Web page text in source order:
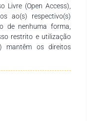
(microrganismos
plantas, manipueira,
biofertilizantes,
se que, visando a
caminhos para a
pré-conceito de que a
sustentáveis na
dos impactos
e redução do
Livre (Open Access),
ao(s) respectivo(s)
de nenhuma forma,
restrito e utilização
mantêm os direitos